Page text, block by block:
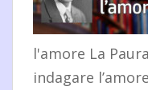
l'amore La
indagare